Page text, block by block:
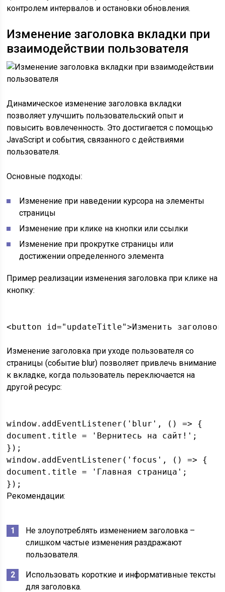
контролем интервалов и остановки обновления.
Изменение заголовка вкладки при
взаимодействии пользователя
Динамическое изменение заголовка вкладки
позволяет улучшить пользовательский опыт и
повысить вовлеченность. Это достигается с помощью
JavaScript и события, связанного с действиями
пользователя.
Основные подходы:
Изменение при наведении курсора на элементы
страницы
Изменение при клике на кнопки или ссылки
Изменение при прокрутке страницы или
достижении определенного элемента
Пример реализации изменения заголовка при клике на
кнопку:
Изменение заголовка при уходе пользователя со
страницы (событие blur) позволяет привлечь внимание
к вкладке, когда пользователь переключается на
другой ресурс:
window.addEventListener('blur', () => {
document.title = 'Вернитесь на сайт!';
});
window.addEventListener('focus', () => {
document.title = 'Главная страница';
Рекомендации:
Не злоупотреблять изменением заголовка –
слишком частые изменения раздражают
пользователя.
Использовать короткие и информативные тексты
для заголовка.